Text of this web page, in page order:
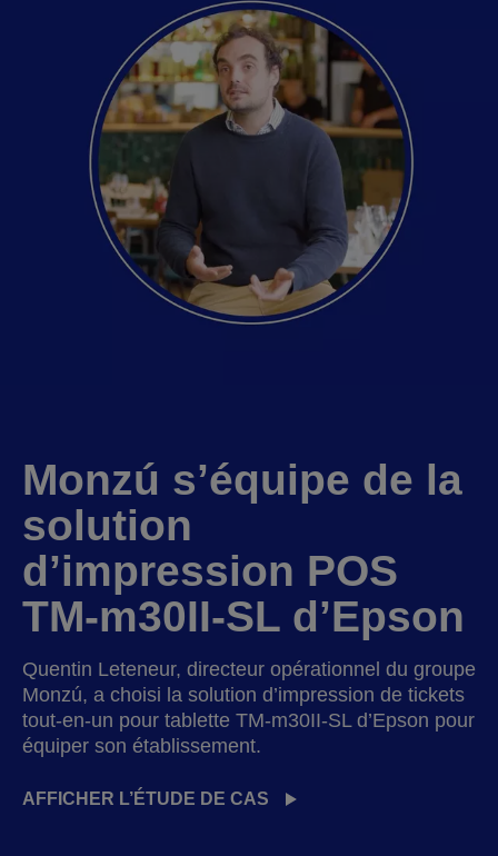
Monzú s’équipe de la
solution
d’impression POS
TM-m30II-SL d’Epson
Quentin Leteneur, directeur opérationnel du groupe
Monzú, a choisi la solution d’impression de tickets
tout-en-un pour tablette TM-m30II-SL d’Epson pour
équiper son établissement.
AFFICHER L’ÉTUDE DE CAS